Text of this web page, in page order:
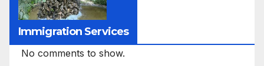
Immigration Services
No comments to show.